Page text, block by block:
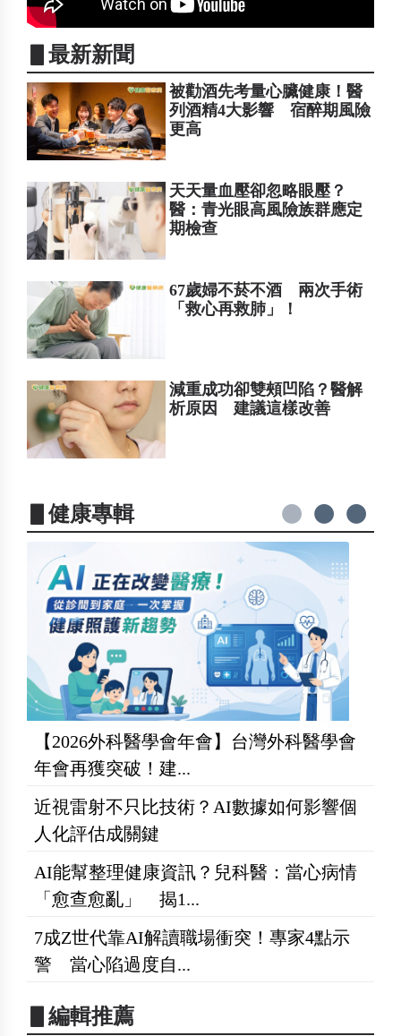
▋最新新聞
被勸酒先考量心臟健康！醫
列酒精4大影響 宿醉期風險
更高
天天量血壓卻忽略眼壓？
醫：青光眼高風險族群應定
期檢查
67歲婦不菸不酒 兩次手術
「救心再救肺」！
減重成功卻雙頰凹陷？醫解
析原因 建議這樣改善
▋健康專輯
【2026外科醫學會年會】台灣外科醫學會
年會再獲突破！建...
近視雷射不只比技術？AI數據如何影響個
人化評估成關鍵
AI能幫整理健康資訊？兒科醫：當心病情
「愈查愈亂」 揭1...
7成Z世代靠AI解讀職場衝突！專家4點示
警 當心陷過度自...
▋編輯推薦